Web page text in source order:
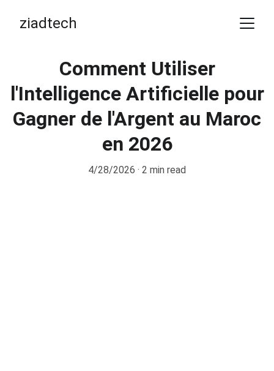
ziadtech
Comment Utiliser
l'Intelligence Artificielle pour
Gagner de l'Argent au Maroc
en 2026
4/28/2026 2 min read